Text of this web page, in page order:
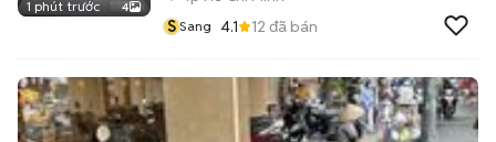
1 phút trước 4
S Sang 4.1 12 đã bán